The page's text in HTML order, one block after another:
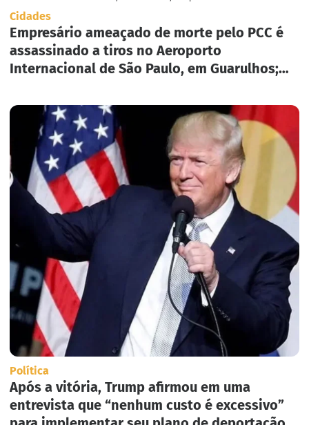
Cidades
Empresário ameaçado de morte pelo PCC é
assassinado a tiros no Aeroporto
Internacional de São Paulo, em Guarulhos;
Política
Após a vitória, Trump afirmou em uma
entrevista que “nenhum custo é excessivo”